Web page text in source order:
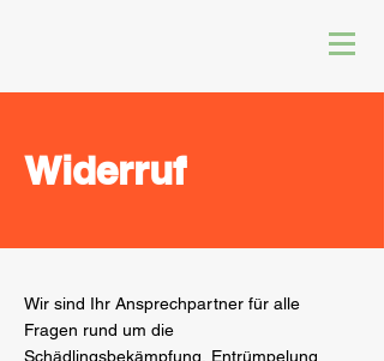
Widerruf
Wir sind Ihr Ansprechpartner für alle
Fragen rund um die
Schädlingsbekämpfung, Entrümpelung